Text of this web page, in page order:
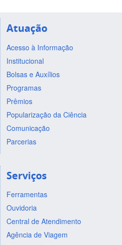
Atuação
Acesso à Informação
Institucional
Bolsas e Auxílios
Programas
Prêmios
Popularização da Ciência
Comunicação
Parcerias
Serviços
Ferramentas
Ouvidoria
Central de Atendimento
Agência de Viagem